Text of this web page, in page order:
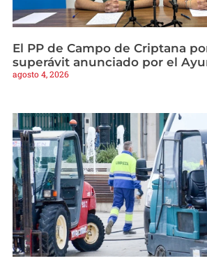
El PP de Campo de Criptana
superávit anunciado por el
agosto 4, 2026